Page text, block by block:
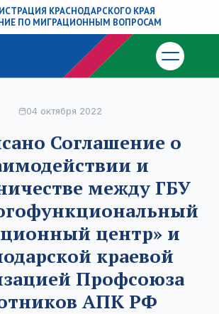
КРАСНОДАРСКОГО КРАЯ
ПО МИГРАЦИОННЫМ ВОПРОСАМ
04 октября 2022
Соглашение о
и
между ГБУ
центр» и
краевой
Профсоюза
АПК РФ